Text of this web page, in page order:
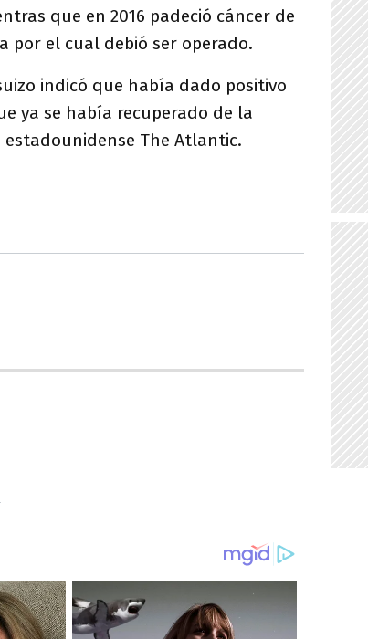
que en 2016 padeció cáncer de
por el cual debió ser operado.
indicó que había dado positivo
ya se había recuperado de la
The Atlantic.